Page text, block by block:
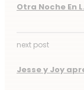
Otra Noche En
next post
Jesse y Joy